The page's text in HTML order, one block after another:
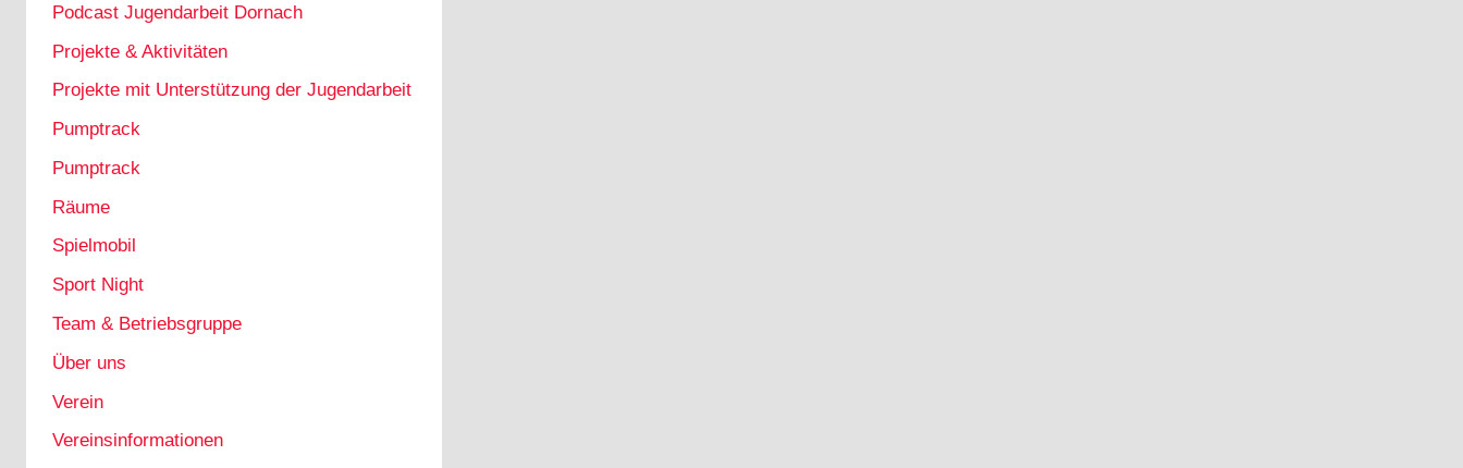
Podcast Jugendarbeit Dornach
Projekte & Aktivitäten
Projekte mit Unterstützung der Jugendarbeit
Pumptrack
Pumptrack
Räume
Spielmobil
Sport Night
Team & Betriebsgruppe
Über uns
Verein
Vereinsinformationen